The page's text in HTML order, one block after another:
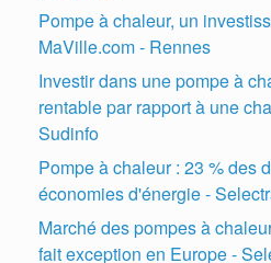
Pompe à chaleur, un
MaVille.com - Rennes
Investir dans une pompe à
rentable par rapport à une
Sudinfo
Pompe à chaleur : 23 % des
économies d'énergie -
Marché des pompes à
fait exception en Europe -